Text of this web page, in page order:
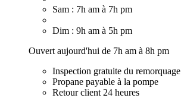
Sam : 7h am à 7h pm
Dim : 9h am à 5h pm
Ouvert aujourd'hui de 7h am à 8h pm
Inspection gratuite du remorquage
Propane payable à la pompe
Retour client 24 heures